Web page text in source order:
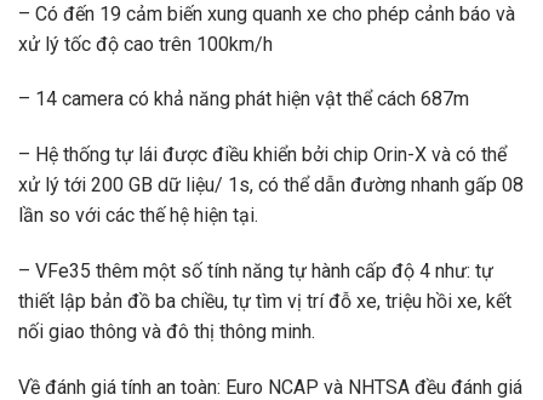
– Có đến 19 cảm biến xung quanh xe cho phép cảnh báo và
xử lý tốc độ cao trên 100km/h
– 14 camera có khả năng phát hiện vật thể cách 687m
– Hệ thống tự lái được điều khiển bởi chip Orin-X và có thể
xử lý tới 200 GB dữ liệu/ 1s, có thể dẫn đường nhanh gấp 08
lần so với các thế hệ hiện tại.
– VFe35 thêm một số tính năng tự hành cấp độ 4 như: tự
thiết lập bản đồ ba chiều, tự tìm vị trí đỗ xe, triệu hồi xe, kết
nối giao thông và đô thị thông minh.
Về đánh giá tính an toàn: Euro NCAP và NHTSA đều đánh giá